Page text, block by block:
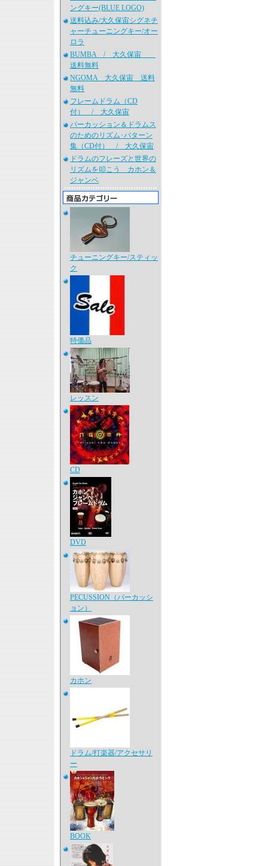
ングキー(BLUE LOGO)
送料込み/大久保宙シグネチ
ャーチューニングキー/オー
ロラ
BUMBA / 大久保宙
送料無料
NGOMA 大久保宙 送料
無料
フレームドラム（CD
付） / 大久保宙
パーカッション＆ドラムス
のためのリズム･パターン
集（CD付） / 大久保宙
ドラムのフレーズと世界の
リズムを叩こう カホン＆
ジャンベ
チューニングキー/スティッ
ク
特価品
レッスン
CD
DVD
PECUSSION（パーカッシ
ョン）
カホン
ドラム/打楽器/アクセサリ
ー
BOOK